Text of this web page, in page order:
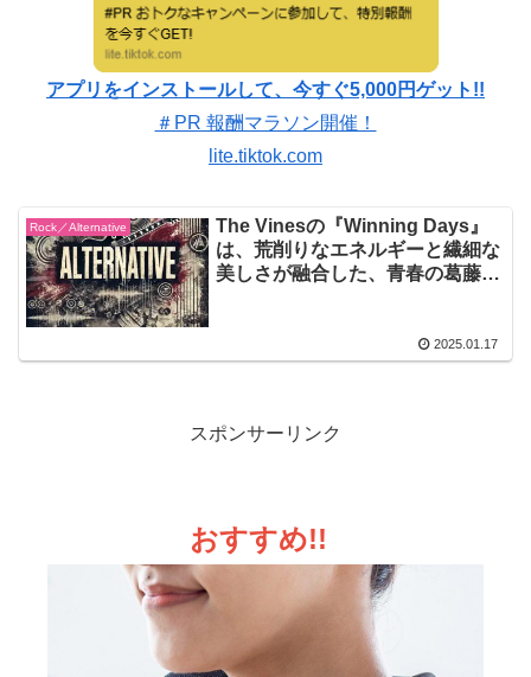
アプリをインストールして、今すぐ5,000円ゲット!!
＃PR 報酬マラソン開催！
lite.tiktok.com
Rock／Alternative
The Vinesの『Winning Days』
は、荒削りなエネルギーと繊細な
美しさが融合した、青春の葛藤と
2025.01.17
スポンサーリンク
おすすめ!!